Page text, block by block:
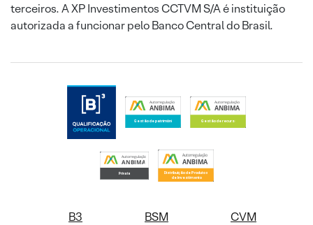
terceiros. A XP Investimentos CCTVM S/A é instituição
autorizada a funcionar pelo Banco Central do Brasil.
B3 BSM
CVM